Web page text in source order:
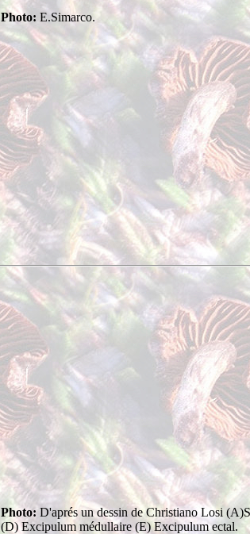
Photo: E.Simarco.
Photo:D'aprés un dessin de Christiano Losi
(D) Excipulum médullaire (E) Excipulum ectal.